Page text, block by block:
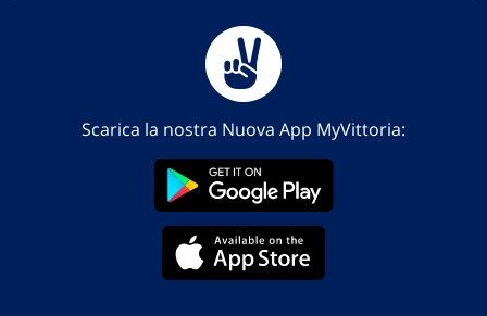
Scarica la nostra Nuova App MyVittoria: